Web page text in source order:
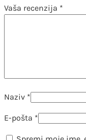
Vaša recenzija *
Naziv *
E-pošta *